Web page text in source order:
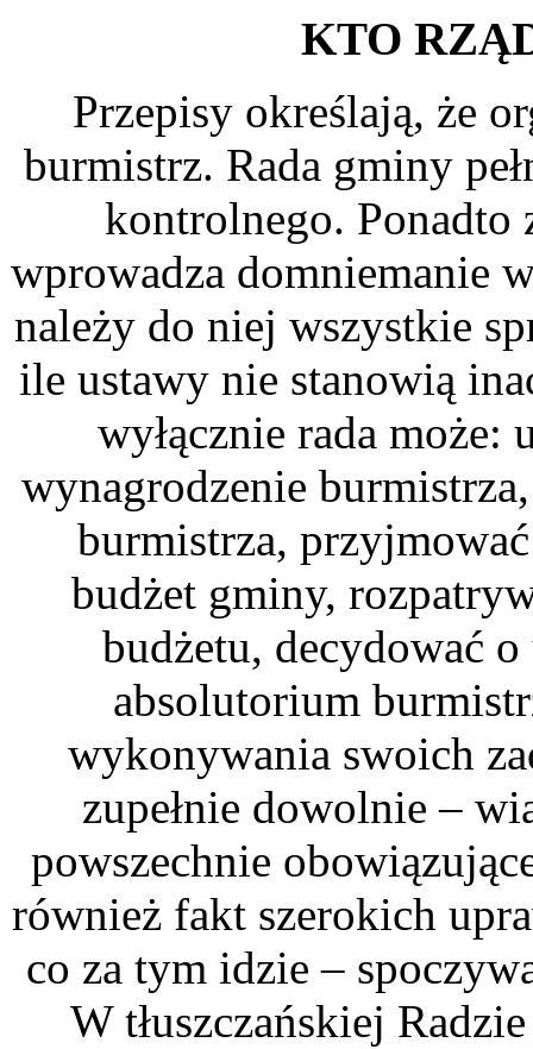
KTO
Przepisy określają, że
burmistrz. Rada gminy
kontrolnego. Ponadto
wprowadza domniemanie
należy do niej wszystkie
ile ustawy nie stanowią
wyłącznie rada
wynagrodzenie
burmistrza,
budżet gminy,
budżetu, decydować
absolutorium
wykonywania swoich
zupełnie dowolnie –
powszechnie
również fakt szerokich
co za tym idzie –
W tłuszczańskiej